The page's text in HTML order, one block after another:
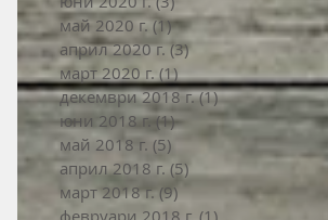
май 2020 г. (1)1 публикация
април 2020 г. (3)3 публикации
март 2020 г. (1)1 публикация
декември 2018 г. (1)1 публикация
юни 2018 г. (1)1 публикация
май 2018 г. (5) 5 публикации
април 2018 г. (5) 5 публикации
март 2018 г. (9)9 публикации
февруари 2018 г. (1)